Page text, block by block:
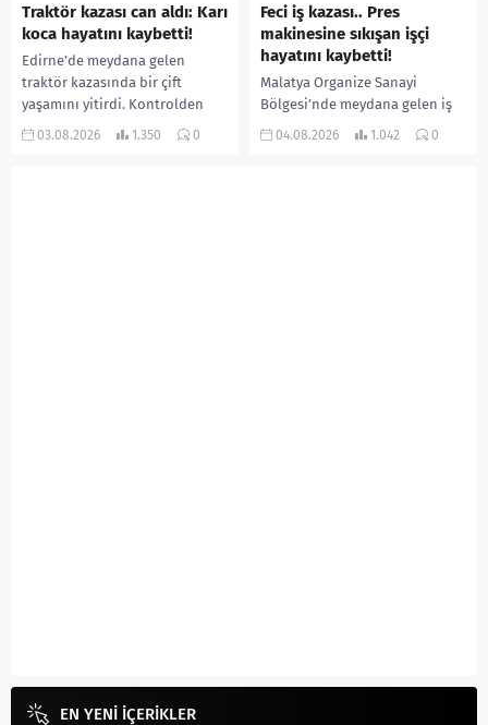
Traktör kazası can aldı: Karı
koca hayatını kaybetti!
Edirne’de meydana gelen
traktör kazasında bir çift
yaşamını yitirdi. Kontrolden
çıkarak devrilen traktörün
03.08.2026 1.350 0
Feci iş kazası.. Pres
makinesine sıkışan işçi
hayatını kaybetti!
Malatya Organize Sanayi
Bölgesi’nde meydana gelen iş
kazasında, pres makinesine
04.08.2026 1.042 0
EN YENİ İÇERİKLER